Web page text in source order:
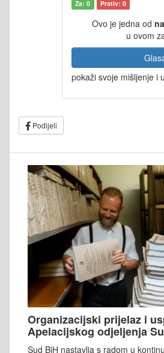
Za: 0 Protiv: 0
Ovo je jedna od
u ovom
pokaži svoje mišljenje i
Podijeli
Organizacijski prijelaz i
Apelacijskog odjeljenja
Sud BiH nastavlja s radom u